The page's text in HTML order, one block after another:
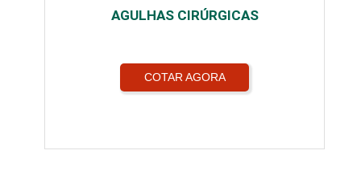
AGULHAS CIRÚRGICAS
COTAR AGORA